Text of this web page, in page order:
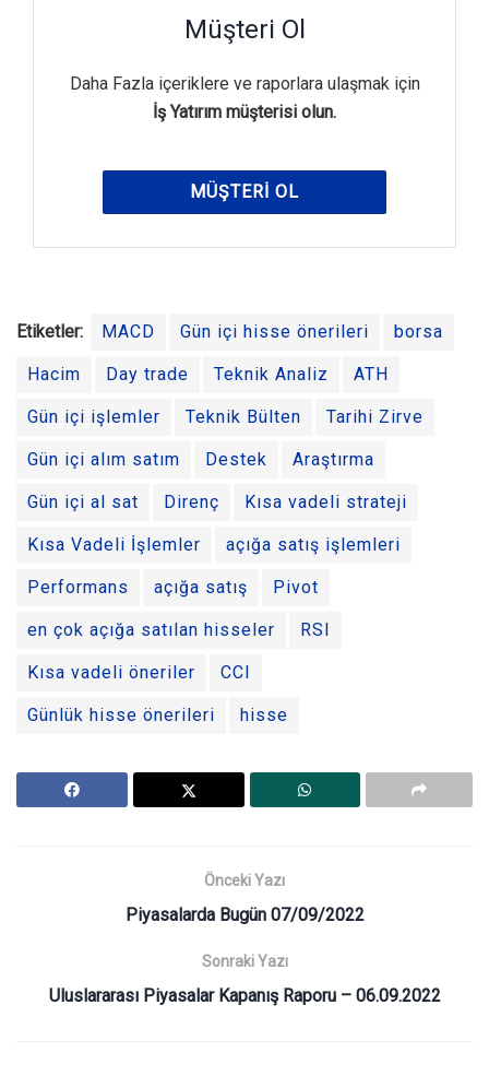
Müşteri Ol
Daha Fazla içeriklere ve raporlara ulaşmak için
İş Yatırım müşterisi olun.
MÜŞTERI OL
Etiketler: MACD Gün içi hisse önerileri borsa
Hacim Day trade Teknik Analiz ATH
Gün içi işlemler Teknik Bülten Tarihi Zirve
Gün içi alım satım Destek Araştırma
Gün içi al sat Direnç Kısa vadeli strateji
Kısa Vadeli İşlemler açığa satış işlemleri
Performans açığa satış Pivot
en çok açığa satılan hisseler RSI
Kısa vadeli öneriler CCI
Günlük hisse önerileri hisse
Önceki Yazı
Piyasalarda Bugün 07/09/2022
Sonraki Yazı
Uluslararası Piyasalar Kapanış Raporu – 06.09.2022